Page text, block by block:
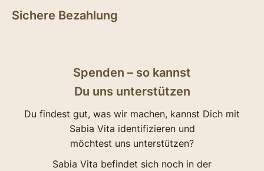
Sichere Bezahlung
Spenden – so kannst
Du uns unterstützen
Du findest gut, was wir machen, kannst Dich mit
Sabia Vita identifizieren und
möchtest uns unterstützen?
Sabia Vita befindet sich noch in der